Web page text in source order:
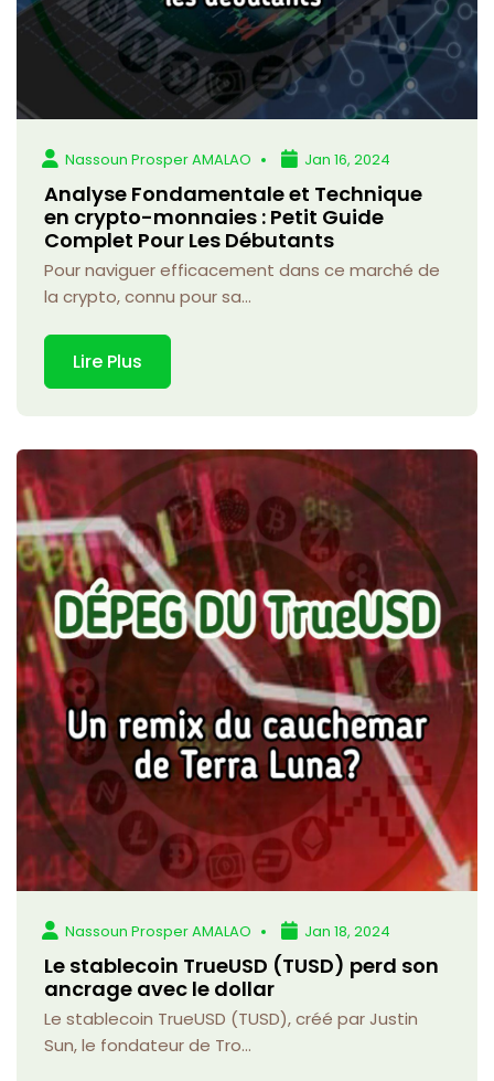
Nassoun Prosper AMALAO Jan 16, 2024
Analyse Fondamentale et Technique
en crypto-monnaies : Petit Guide
Complet Pour Les Débutants
Pour naviguer efficacement dans ce marché de
la crypto, connu pour sa...
Lire Plus
Nassoun Prosper AMALAO Jan 18, 2024
Le stablecoin TrueUSD (TUSD) perd son
ancrage avec le dollar
Le stablecoin TrueUSD (TUSD), créé par Justin
Sun, le fondateur de Tro...